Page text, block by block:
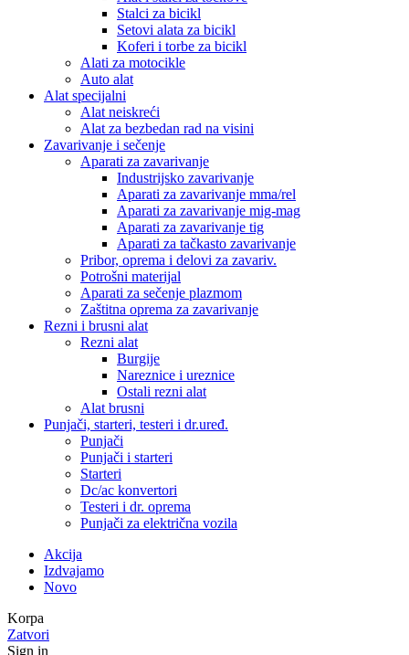
Stalci za bicikl
Setovi alata za bicikl
Koferi i torbe za bicikl
Alati za motocikle
Auto alat
Alat specijalni
Alat neiskreći
Alat za bezbedan rad na visini
Zavarivanje i sečenje
Aparati za zavarivanje
Industrijsko zavarivanje
Aparati za zavarivanje mma/rel
Aparati za zavarivanje mig-mag
Aparati za zavarivanje tig
Aparati za tačkasto zavarivanje
Pribor, oprema i delovi za zavariv.
Potrošni materijal
Aparati za sečenje plazmom
Zaštitna oprema za zavarivanje
Rezni i brusni alat
Rezni alat
Burgije
Nareznice i ureznice
Ostali rezni alat
Alat brusni
Punjači, starteri, testeri i dr.uređ.
Punjači
Punjači i starteri
Starteri
Dc/ac konvertori
Testeri i dr. oprema
Punjači za električna vozila
Akcija
Izdvajamo
Novo
Korpa
Zatvori
Sign in